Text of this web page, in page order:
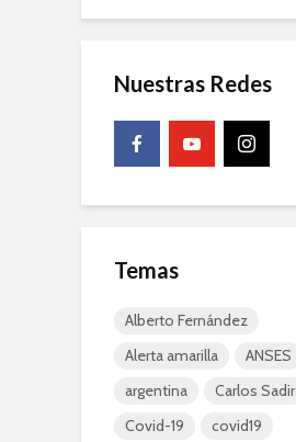
Nuestras Redes
Temas
Alberto Fernández
Alerta amarilla
ANSES
argentina
Carlos Sadir
Covid-19
covid19